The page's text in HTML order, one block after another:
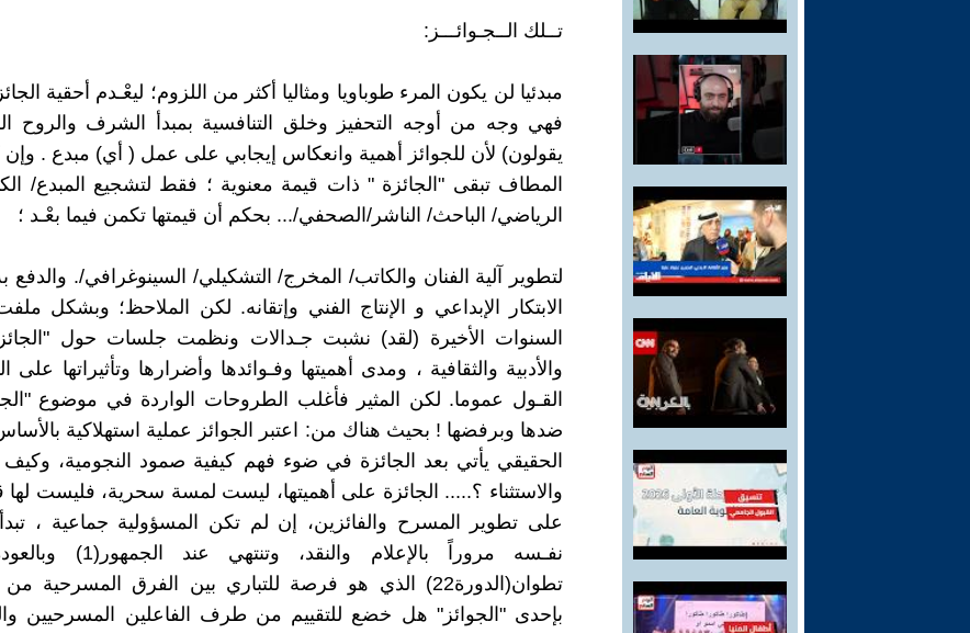
تــلك الــجـوائـــز:
مبدئيا لن يكون المرء طوباويا ومثاليا أكثر من اللزوم؛ ليعْـدم أحقية
فهي وجه من أوجه التحفيز وخلق التنافسية بمبدأ الشرف والروح
يقولون) لأن للجوائز أهمية وانعكاس إيجابي على عمل ( أي) مبدع .
المطاف تبقى "الجائزة " ذات قيمة معنوية ؛ فقط لتشجيع المبدع/
الرياضي/ الباحث/ الناشر/الصحفي/... بحكم أن قيمتها تكمن فيما بعْـد ؛
لتطوير آلية الفنان والكاتب/ المخرج/ التشكيلي/ السينوغرافي/. والدفع
الابتكار الإبداعي و الإنتاج الفني وإتقانه. لكن الملاحظ؛ وبشكل
السنوات الأخيرة (لقد) نشبت جـدالات ونظمت جلسات حول
والأدبية والثقافية ، ومدى أهميتها وفـوائدها وأضرارها وتأثيراتها على
القـول عموما. لكن المثير فأغلب الطروحات الواردة في موضوع
ضدها وبرفضها ! بحيث هناك من: اعتبر الجوائز عملية استهلاكية
الحقيقي يأتي بعد الجائزة في ضوء فهم كيفية صمود النجومية، وكيف
والاستثناء ؟..... الجائزة على أهميتها، ليست لمسة سحرية، فليست لها
على تطوير المسرح والفائزين، إن لم تكن المسؤولية جماعية ،
نفـسه مروراً بالإعلام والنقد،
تطوان(الدورة22) الذي هو فرصة للتباري بين الفرق المسرحية
بإحدى "الجوائز" هل خضع للتقييم من طرف الفاعلين المسرحيين